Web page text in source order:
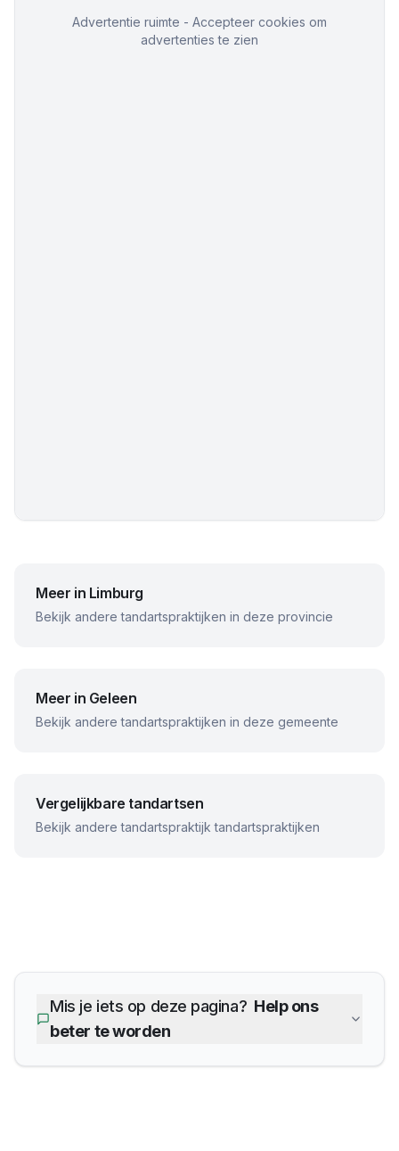
Advertentie ruimte - Accepteer cookies om
advertenties te zien
Meer in Limburg
Bekijk andere tandartspraktijken in deze provincie
Meer in Geleen
Bekijk andere tandartspraktijken in deze gemeente
Vergelijkbare tandartsen
Bekijk anderetandartspraktijk tandartspraktijken
Mis je iets op deze pagina? Help ons
beter te worden